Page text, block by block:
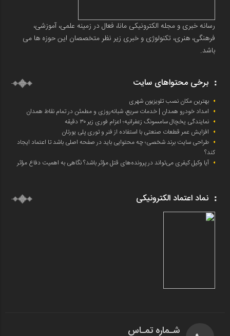
رسانه خبری و مجله الکترونیکی مانا، فعال در زمینه علمی، آموزشی،
فرهنگی، هنری، تکنولوژی و خبری زیر نظر متخصصان این حوزه ها می
باشد.
برخی محتواهای سایت
بهترین مکان نصب تلویزیون شهری
امداد خودرو همدان | خدمات سریع، شبانه‌روزی و مطمئن در تمام نقاط همدان
نمایندگی یخچال سامسونگ زعفرانیه؛ اعزام فوری زیر ۳۰ دقیقه
افزایش عمر قطعات صنعتی با استفاده از فنر و توری پلی یورتان
طراحی سایت برند شخصی؛ چه محتوایی باید در صفحه اصلی باشد تا اعتماد ایجاد
کند؟
آیا وکیل کیفری می‌تواند در پرونده‌های قتل مؤثر باشد؟ نگاهی به اهمیت دفاع مؤثر
نماد اعتماد الکترونیکی
شـماره تمـاس